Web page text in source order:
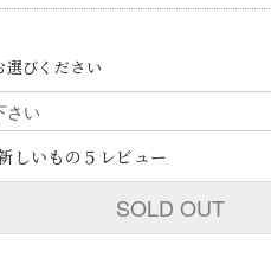
選びください
しいもの５レビュー
SOLD OUT